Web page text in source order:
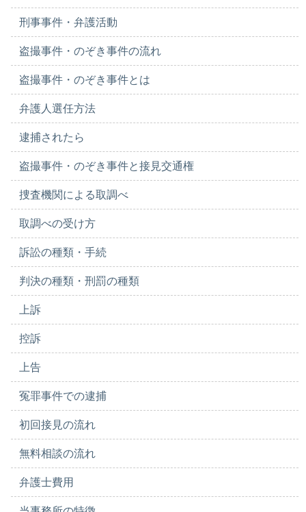
刑事事件・弁護活動
盗撮事件・のぞき事件の流れ
盗撮事件・のぞき事件とは
弁護人選任方法
逮捕されたら
盗撮事件・のぞき事件と接見交通権
捜査機関による取調べ
取調べの受け方
訴訟の種類・手続
判決の種類・刑罰の種類
上訴
控訴
上告
冤罪事件での逮捕
初回接見の流れ
無料相談の流れ
弁護士費用